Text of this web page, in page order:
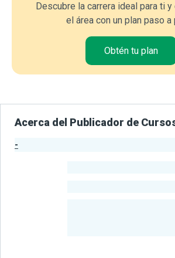
Descubre la carrera ideal para ti
el área con un plan paso a
Obtén tu plan
Acerca del Publicador de
-